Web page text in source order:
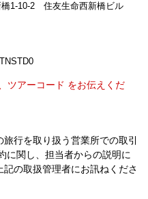
橋1-10-2 住友生命西新橋ビル
ツアーコード をお伝えくだ
行を取り扱う営業所での取引
に関し、担当者からの説明に
の取扱管理者にお訊ねくださ